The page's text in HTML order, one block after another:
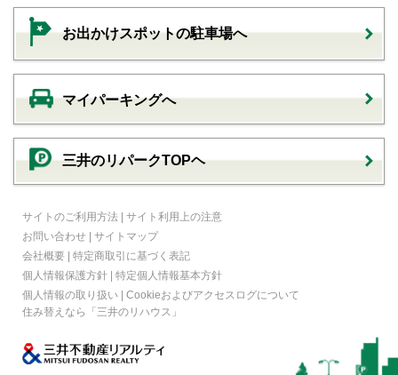
お出かけスポットの駐車場へ
マイパーキングへ
三井のリパークTOPヘ
サイトのご利用方法 | サイト利用上の注意
お問い合わせ | サイトマップ
会社概要 | 特定商取引に基づく表記
個人情報保護方針 | 特定個人情報基本方針
個人情報の取り扱い | Cookieおよびアクセスログについて
住み替えなら
「三井のリハウス」